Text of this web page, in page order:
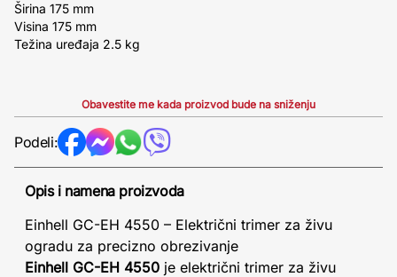
Širina 175 mm
Visina 175 mm
Težina uređaja 2.5 kg
Obavestite me kada proizvod bude na sniženju
Podeli:
Opis i namena proizvoda
Einhell GC-EH 4550 – Električni trimer za živu
ogradu za precizno obrezivanje
Einhell GC-EH 4550 je električni trimer za živu